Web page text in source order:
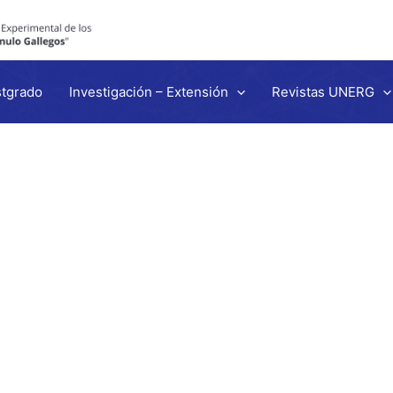
Investigación – Extensión Revistas UNERG